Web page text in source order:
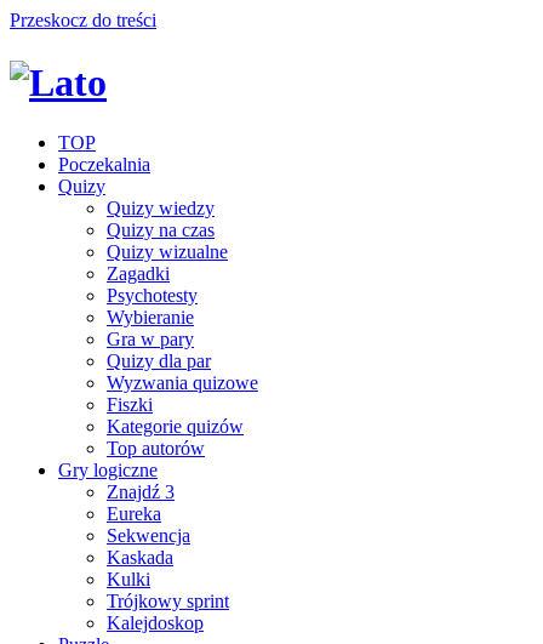
Przeskocz do treści
TOP
Poczekalnia
Quizy
Quizy wiedzy
Quizy na czas
Quizy wizualne
Zagadki
Psychotesty
Wybieranie
Gra w pary
Quizy dla par
Wyzwania quizowe
Fiszki
Kategorie quizów
Top autorów
Gry logiczne
Znajdź 3
Eureka
Sekwencja
Kaskada
Kulki
Trójkowy sprint
Kalejdoskop